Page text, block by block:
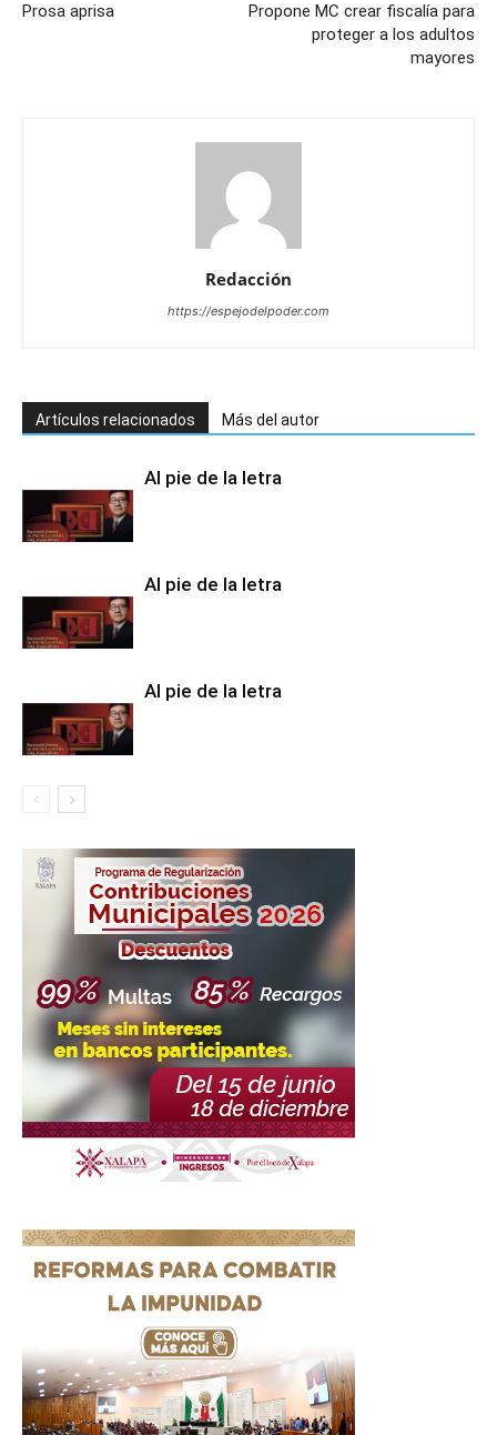
Prosa aprisa
Propone MC crear fiscalía para
proteger a los adultos
mayores
Redacción
https://espejodelpoder.com
Artículos relacionados Más del autor
Al pie de la letra
Al pie de la letra
Al pie de la letra